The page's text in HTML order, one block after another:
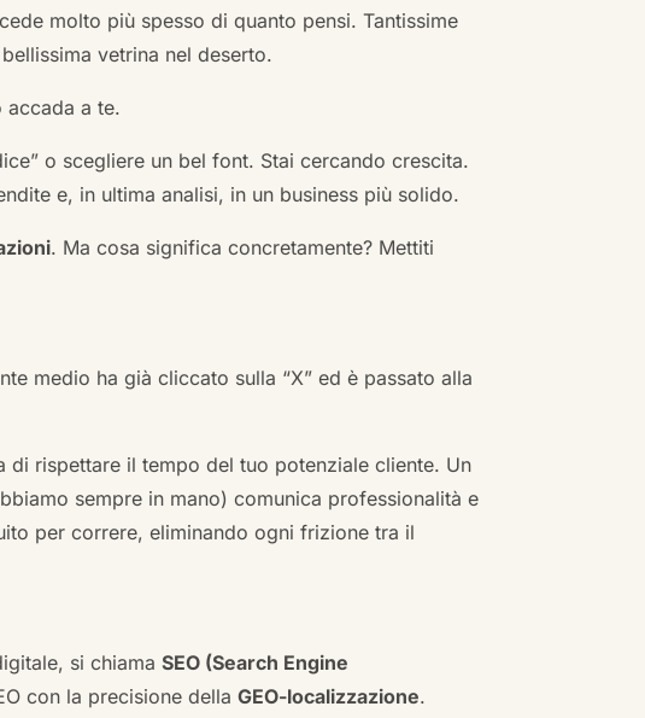
molto più spesso di quanto pensi. Tantissime
vetrina nel deserto.
accada a te.
o scegliere un bel font. Stai cercando crescita.
e, in ultima analisi, in un business più solido.
. Ma cosa significa concretamente? Mettiti
medio ha già cliccato sulla “X” ed è passato alla
rispettare il tempo del tuo potenziale cliente. Un
sempre in mano) comunica professionalità e
per correre, eliminando ogni frizione tra il
si chiamaSEO (Search Engine
con la precisione dellaGEO-localizzazione.